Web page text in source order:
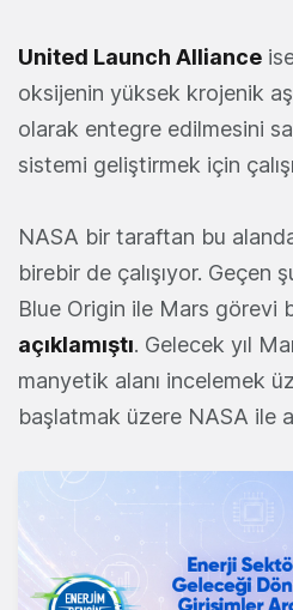
United Launch Alliance
oksijenin yüksek krojenik
olarak entegre edilmesini
sistemi geliştirmek için
NASA bir taraftan bu
birebir de çalışıyor. Geçen
Blue Origin ile Mars görevi
açıklamıştı. Gelecek yıl
manyetik alanı incelemek
başlatmak üzere NASA ile